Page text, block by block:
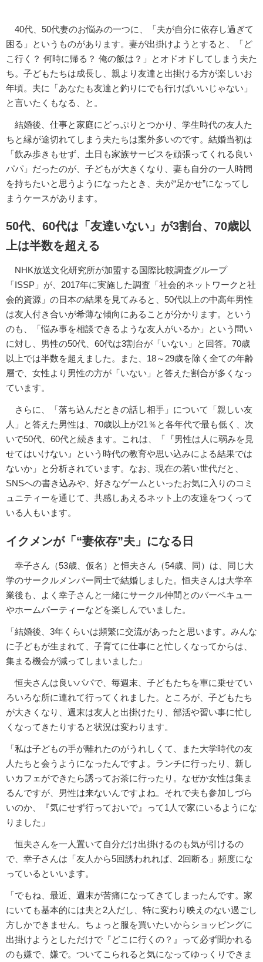
40代、50代妻のお悩みの一つに、「夫が自分に依存し過ぎて
困る」というものがあります。妻が出掛けようとすると、「ど
こ行く？ 何時に帰る？ 俺の飯は？」とオドオドしてしまう夫た
ち。子どもたちは成長し、親より友達と出掛ける方が楽しいお
年頃。夫に「あなたも友達と釣りにでも行けばいいじゃない」
と言いたくもなる、と。
結婚後、仕事と家庭にどっぷりとつかり、学生時代の友人た
ちと縁が途切れてしまう夫たちは案外多いのです。結婚当初は
「飲み歩きもせず、土日も家族サービスを頑張ってくれる良い
パパ」だったのが、子どもが大きくなり、妻も自分の一人時間
を持ちたいと思うようになったとき、夫が“足かせ”になってし
まうケースがあります。
50代、60代は「友達いない」が3割台、70歳以
上は半数を超える
NHK放送文化研究所が加盟する国際比較調査グループ
「ISSP」が、2017年に実施した調査「社会的ネットワークと社
会的資源」の日本の結果を見てみると、50代以上の中高年男性
は友人付き合いが希薄な傾向にあることが分かります。という
のも、「悩み事を相談できるような友人がいるか」という問い
に対し、男性の50代、60代は3割台が「いない」と回答。70歳
以上では半数を超えました。また、18～29歳を除く全ての年齢
層で、女性より男性の方が「いない」と答えた割合が多くなっ
ています。
さらに、「落ち込んだときの話し相手」について「親しい友
人」と答えた男性は、70歳以上が21％と各年代で最も低く、次
いで50代、60代と続きます。これは、「『男性は人に弱みを見
せてはいけない』という時代の教育や思い込みによる結果では
ないか」と分析されています。なお、現在の若い世代だと、
SNSへの書き込みや、好きなゲームといったお気に入りのコミ
ュニティーを通じて、共感しあえるネット上の友達をつくって
いる人もいます。
イクメンが「“妻依存”夫」になる日
幸子さん（53歳、仮名）と恒夫さん（54歳、同）は、同じ大
学のサークルメンバー同士で結婚しました。恒夫さんは大学卒
業後も、よく幸子さんと一緒にサークル仲間とのバーベキュー
やホームパーティーなどを楽しんでいました。
「結婚後、3年くらいは頻繁に交流があったと思います。みんな
に子どもが生まれて、子育てに仕事にと忙しくなってからは、
集まる機会が減ってしまいました」
恒夫さんは良いパパで、毎週末、子どもたちを車に乗せてい
ろいろな所に連れて行ってくれました。ところが、子どもたち
が大きくなり、週末は友人と出掛けたり、部活や習い事に忙し
くなってきたりすると状況は変わります。
「私は子どもの手が離れたのがうれしくて、また大学時代の友
人たちと会うようになったんですよ。ランチに行ったり、新し
いカフェができたら誘ってお茶に行ったり。なぜか女性は集ま
るんですが、男性は来ないんですよね。それで夫も参加しづら
いのか、『気にせず行っておいで』って1人で家にいるようにな
りました」
恒夫さんを一人置いて自分だけ出掛けるのも気が引けるの
で、幸子さんは「友人から5回誘われれば、2回断る」頻度にな
っているといいます。
「でもね、最近、週末が苦痛になってきてしまったんです。家
にいても基本的には夫と2人だし、特に変わり映えのない過ごし
方しかできません。ちょっと服を買いたいからショッピングに
出掛けようとしただけで『どこに行くの？』って必ず聞かれる
のも嫌で、嫌で。ついてこられると気になってゆっくりできま